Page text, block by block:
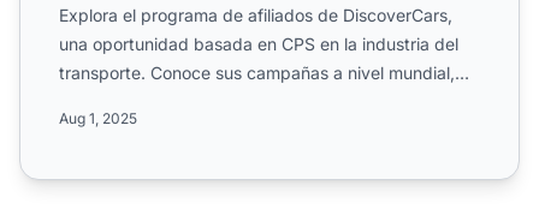
Explora el programa de afiliados de DiscoverCars,
una oportunidad basada en CPS en la industria del
transporte. Conoce sus campañas a nivel mundial,
Aug 1, 2025